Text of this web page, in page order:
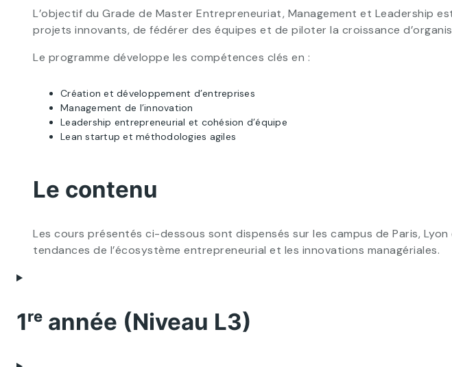
L’objectif du Grade de Master Entrepreneuriat, Management et Leadership
projets innovants, de fédérer des équipes et de piloter la croissance
Le programme développe les compétences clés en :
Création et développement d’entreprises
Management de l’innovation
Leadership entrepreneurial et cohésion d’équipe
Lean startup et méthodologies agiles
Le contenu
Les cours présentés ci-dessous sont dispensés sur les campus de Paris,
tendances de l’écosystème entrepreneurial et les innovations managériales.
1ʳᵉ année (Niveau L3)